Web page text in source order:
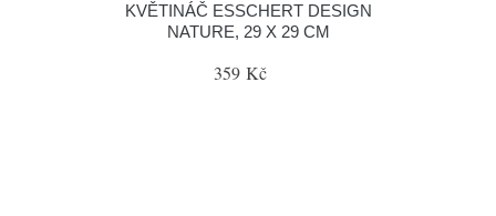
KVĚTINÁČ ESSCHERT DESIGN
NATURE, 29 X 29 CM
359 Kč